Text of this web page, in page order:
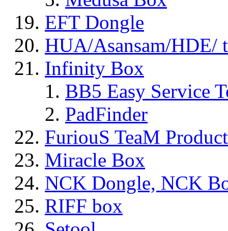
EFT Dongle
HUA/Asansam/HDE/
Infinity Box
BB5 Easy Service
PadFinder
FuriouS TeaM
Miracle Box
NCK Dongle, NCK
RIFF box